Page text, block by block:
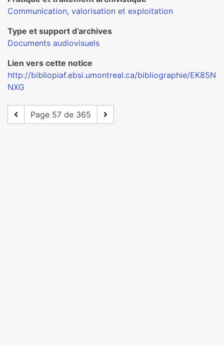
Communication, valorisation et exploitation
Type et support d’archives
Documents audiovisuels
Lien vers cette notice
http://bibliopiaf.ebsi.umontreal.ca/bibliographie/EK85N
NXG
Page 57 de 365